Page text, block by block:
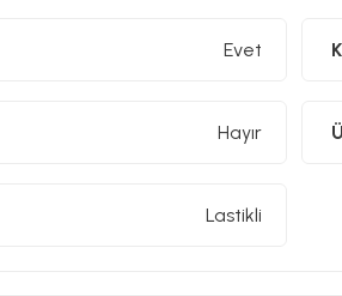
Evet
Hayır
Lastikli